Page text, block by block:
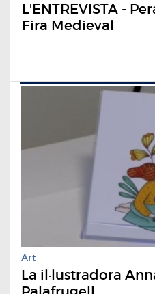
L'ENTREVISTA -
Fira Medieval
Art
La il·lustradora